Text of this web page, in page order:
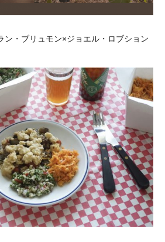
ン・ブリュモン×ジョエル・ロブション